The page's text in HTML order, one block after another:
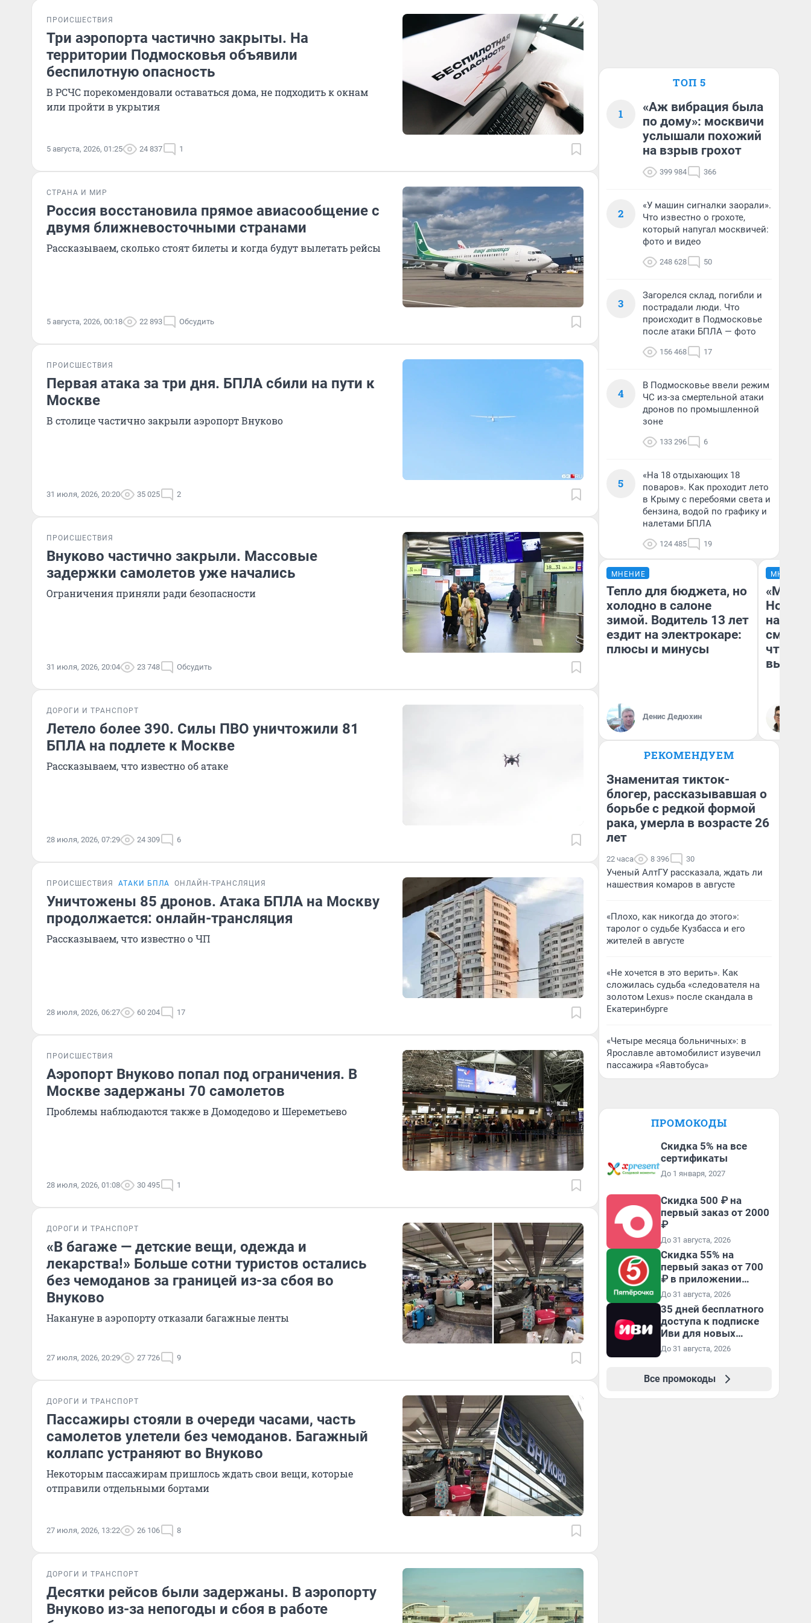
ПРОИСШЕСТВИЯ
Три аэропорта частично закрыты. На
территории Подмосковья объявили
беспилотную опасность
В РСЧС порекомендовали оставаться дома, не подходить к окнам
или пройти в укрытия
5 августа, 2026, 01:25 24 837 1
СТРАНА И МИР
Россия восстановила прямое авиасообщение с
двумя ближневосточными странами
Рассказываем, сколько стоят билеты и когда будут вылетать рейсы
5 августа, 2026, 00:18 22 893 Обсудить
ПРОИСШЕСТВИЯ
Первая атака за три дня. БПЛА сбили на пути к
Москве
В столице частично закрыли аэропорт Внуково
31 июля, 2026, 20:20 35 025 2
ПРОИСШЕСТВИЯ
Внуково частично закрыли. Массовые
задержки самолетов уже начались
Ограничения приняли ради безопасности
31 июля, 2026, 20:04 23 748 Обсудить
ДОРОГИ И ТРАНСПОРТ
Летело более 390. Силы ПВО уничтожили 81
БПЛА на подлете к Москве
Рассказываем, что известно об атаке
28 июля, 2026, 07:29 24 309 6
ПРОИСШЕСТВИЯ АТАКИ БПЛА ОНЛАЙН-ТРАНСЛЯЦИЯ
Уничтожены 85 дронов. Атака БПЛА на Москву
продолжается: онлайн-трансляция
Рассказываем, что известно о ЧП
28 июля, 2026, 06:27 60 204 17
ПРОИСШЕСТВИЯ
Аэропорт Внуково попал под ограничения. В
Москве задержаны 70 самолетов
Проблемы наблюдаются также в Домодедово и Шереметьево
28 июля, 2026, 01:08 30 495 1
ДОРОГИ И ТРАНСПОРТ
«В багаже — детские вещи, одежда и
лекарства!» Больше сотни туристов остались
без чемоданов за границей из-за сбоя во
Внуково
Накануне в аэропорту отказали багажные ленты
27 июля, 2026, 20:29 27 726 9
ДОРОГИ И ТРАНСПОРТ
Пассажиры стояли в очереди часами, часть
самолетов улетели без чемоданов. Багажный
коллапс устраняют во Внуково
Некоторым пассажирам пришлось ждать свои вещи, которые
отправили отдельными бортами
27 июля, 2026, 13:22 26 106 8
ДОРОГИ И ТРАНСПОРТ
Десятки рейсов были задержаны. В аэропорту
Внуково из-за непогоды и сбоя в работе
ТОП 5
1
«Аж вибрация была
по дому»: москвичи
услышали похожий
на взрыв грохот
399 984 366
2
«У машин сигналки заорали».
Что известно о грохоте,
который напугал москвичей:
фото и видео
248 628 50
3
Загорелся склад, погибли и
пострадали люди. Что
происходит в Подмосковье
после атаки БПЛА — фото
156 468 17
4
В Подмосковье ввели режим
ЧС из-за смертельной атаки
дронов по промышленной
зоне
133 296 6
5
«На 18 отдыхающих 18
поваров». Как проходит лето
в Крыму с перебоями света и
бензина, водой по графику и
налетами БПЛА
124 485 19
МНЕНИЕ
Тепло для бюджета, но
холодно в салоне
зимой. Водитель 13 лет
ездит на электрокаре:
плюсы и минусы
Денис Дедюхин
МНЕНИЕ
«Мы
чтобы
РЕКОМЕНДУЕМ
Знаменитая тикток-
блогер, рассказывавшая о
борьбе с редкой формой
рака, умерла в возрасте 26
лет
22 часа 8 396 30
Ученый АлтГУ рассказала, ждать ли
нашествия комаров в августе
«Плохо, как никогда до этого»:
таролог о судьбе Кузбасса и его
жителей в августе
«Не хочется в это верить». Как
сложилась судьба «следователя на
золотом Lexus» после скандала в
Екатеринбурге
«Четыре месяца больничных»: в
Ярославле автомобилист изувечил
пассажира «Яавтобуса»
ПРОМОКОДЫ
Скидка 5% на все
сертификаты
До 1 января, 2027
Скидка 500 ₽ на
первый заказ от 2000
₽
До 31 августа, 2026
Скидка 55% на
первый заказ от 700
₽ в приложении
Пятёрочка Доставка
До 31 августа, 2026
35 дней бесплатного
доступа к подписке
Иви для новых
пользователей
До 31 августа, 2026
Все промокоды